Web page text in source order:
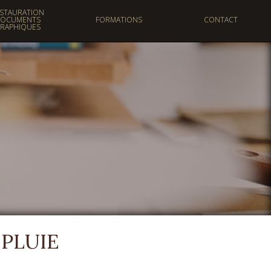
FORMATIONS
COURS & STAGES
CAP ARTS DE LA
CONTACT